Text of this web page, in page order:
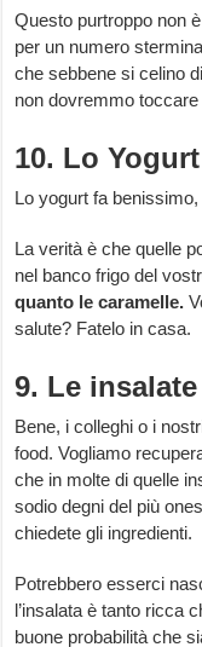
Questo purtroppo non
per un numero
che sebbene si celino
non dovremmo
10. Lo Yogurt
Lo yogurt fa
La verità è che quelle
nel banco frigo del
quanto le caramelle.
salute? Fatelo in casa.
9. Le
Bene, i colleghi o i
food. Vogliamo
che in molte di quelle
sodio degni del più
chiedete gli ingredienti.
Potrebbero esserci
l’insalata è tanto ricca
buone probabilità che